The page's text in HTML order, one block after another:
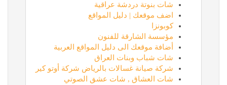
شات بنوتة دردشة عراقية
اضف موقعك | دليل المواقع
كوبونزا
مؤسسة الشارقة للفنون
أضافة موقعك الى دليل المواقع العربية
شات شباب وبنات العراق
شركة صيانة غسالات بالرياض شركة أوتو كير
شات العشاق , شات عشق الصوتي